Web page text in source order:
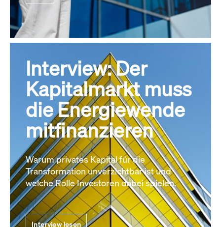
Interview: Der
Kapitalmarkt muss
die Energiewende
mitfinanzieren
Warum privates Kapital für die
Transformation unverzichtbar ist und
welche Rolle Investoren dabei spielen.
Interview lesen